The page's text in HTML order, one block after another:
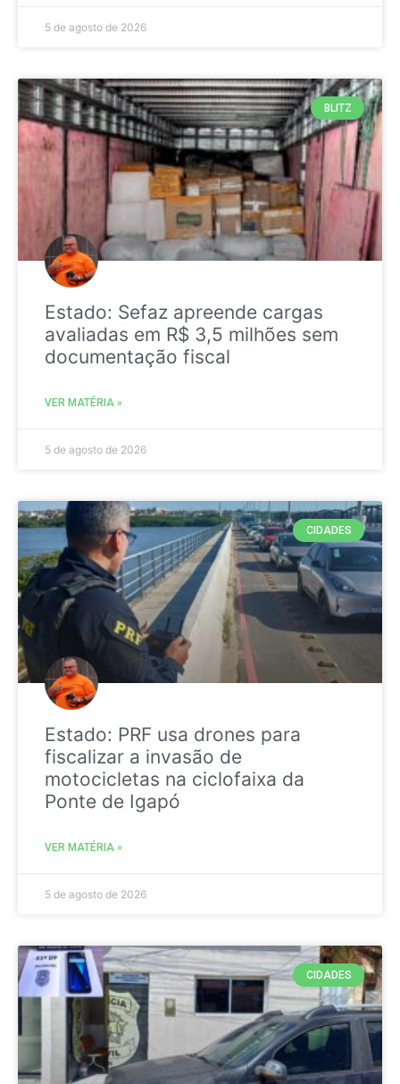
5 de agosto de 2026
BLITZ
Estado: Sefaz apreende cargas
avaliadas em R$ 3,5 milhões sem
documentação fiscal
VER MATÉRIA »
5 de agosto de 2026
CIDADES
Estado: PRF usa drones para
fiscalizar a invasão de
motocicletas na ciclofaixa da
Ponte de Igapó
VER MATÉRIA »
5 de agosto de 2026
CIDADES